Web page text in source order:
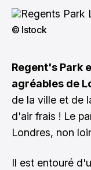
© Istock
Regent's Park
agréables de
de la ville et de
d'air frais ! Le
Londres, non
Il est entouré